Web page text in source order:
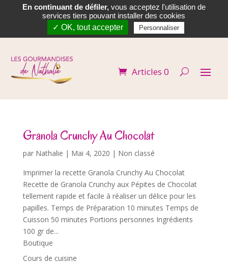
 
Articles 0
Granola Crunchy Au Chocolat
par Nathalie | Mai 4, 2020 | Non classé
Imprimer la recette Granola Crunchy Au Chocolat
Recette de Granola Crunchy aux Pépites de Chocolat
tellement rapide et facile à réaliser un délice pour les
papilles. Temps de Préparation 10 minutes Temps de
Cuisson 50 minutes Portions personnes Ingrédients
100 gr de...
Boutique
Cours de cuisine
En continuant de défiler,vous acceptez l'utilisation de
services tiers pouvant installer des cookies
✓ OK, tout accepter
Personnaliser